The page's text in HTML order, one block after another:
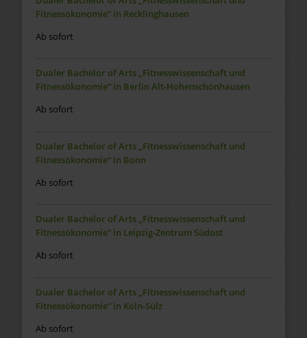
Fitnessökonomie“ in Recklinghausen
Ab sofort
Dualer Bachelor of Arts „Fitnesswissenschaft und
Fitnessökonomie“ in Berlin Alt-Hohenschönhausen
Ab sofort
Dualer Bachelor of Arts „Fitnesswissenschaft und
Fitnessökonomie“ in Bonn
Ab sofort
Dualer Bachelor of Arts „Fitnesswissenschaft und
Fitnessökonomie“ in Leipzig-Zentrum Südost
Ab sofort
Dualer Bachelor of Arts „Fitnesswissenschaft und
Fitnessökonomie“ in Köln-Sülz
Ab sofort